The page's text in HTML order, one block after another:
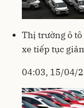
Thị trường ô
xe tiếp tục
04:03, 15/04/